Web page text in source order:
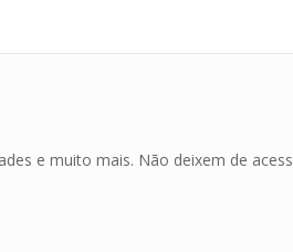
e muito mais. Não deixem de